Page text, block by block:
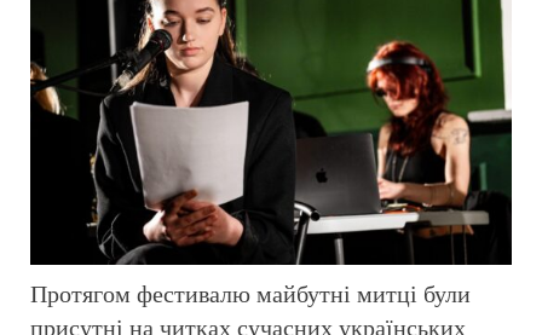
Протягом фестивалю майбутні митці були
присутні на читках сучасних українських